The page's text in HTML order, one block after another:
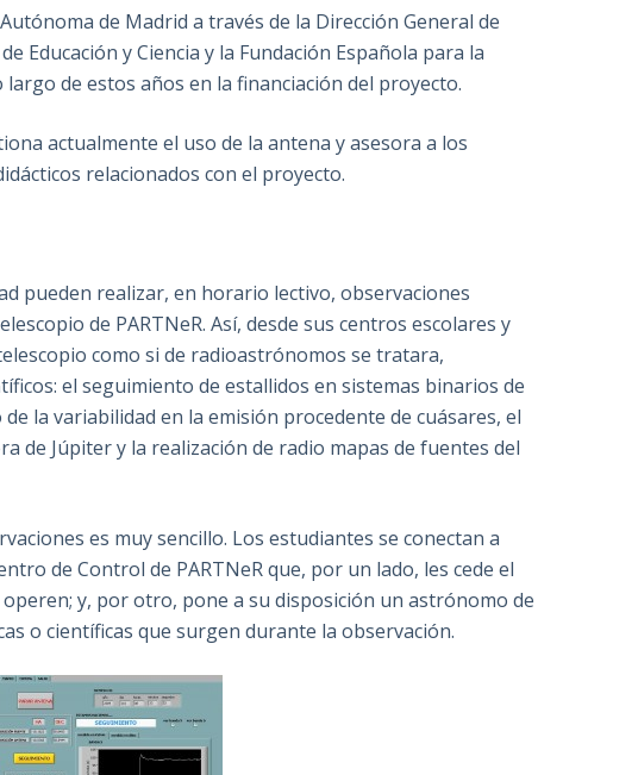
de Madrid a través de la Dirección General de
Educación y Ciencia y la Fundación Española para la
de estos años en la financiación del proyecto.
actualmente el uso de la antena y asesora a los
relacionados con el proyecto.
pueden realizar, en horario lectivo, observaciones
de PARTNeR. Así, desde sus centros escolares y
como si de radioastrónomos se tratara,
el seguimiento de estallidos en sistemas binarios de
de la variabilidad en la emisión procedente de cuásares, el
de Júpiter y la realización de radio mapas de fuentes del
es muy sencillo. Los estudiantes se conectan a
de Control de PARTNeR que, por un lado, les cede el
y, por otro, pone a su disposición un astrónomo de
o científicas que surgen durante la observación.